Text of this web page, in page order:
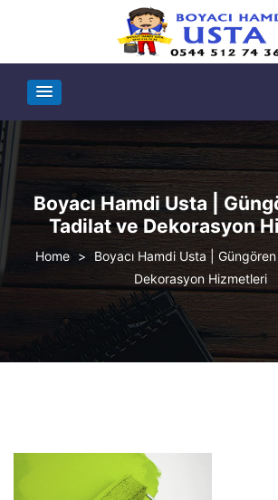
Boyacı Hamdi Usta |
Tadilat ve Dekorasyon
>
Boyacı Hamdi Usta |
Dekorasyon Hizmetleri